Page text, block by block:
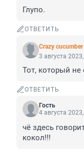
Глупо.
ОТВЕТИТЬ
Crazy cucumber
3 августа
Тот, который не
ОТВЕТИТЬ
Гость
4 августа
чё здесь
кокол!!!